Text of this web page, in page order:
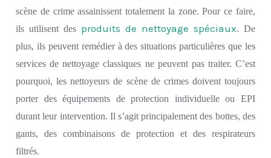
scène de crimeassainissenttotalement la zone.Pour ce faire,
ils utilisentdes produits de nettoyage spéciaux. De
plus, ils peuvent remédier à des situationsparticulières que les
services de nettoyage classiques ne peuvent pas traiter. C’est
pourquoi,les nettoyeurs de scène de crimes doivent toujours
porter deséquipements de protection individuelle ou EPI
durant leur intervention. Il s’agit principalement des bottes, des
gants,des combinaisons de protection et des respirateurs
filtrés.